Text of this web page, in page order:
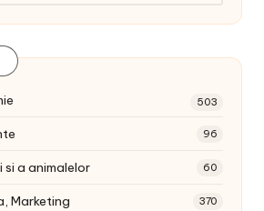
503
96
si a animalelor 60
Marketing 370